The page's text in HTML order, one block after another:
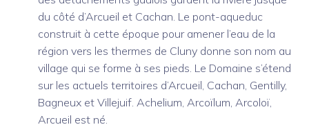
du côté d’Arcueil et Cachan. Le pont-aqueduc
construit à cette époque pour amener l’eau de la
région vers les thermes de Cluny donne son nom au
village qui se forme à ses pieds. Le Domaine s’étend
sur les actuels territoires d’Arcueil, Cachan, Gentilly,
Bagneux et Villejuif. Achelium, Arcoïlum, Arcoloï,
Arcueil est né.